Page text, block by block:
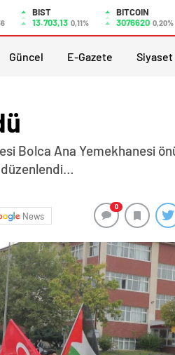
BIST
13.703,13 0,11%
BITCOIN
3076620 0,20%
Güncel E-Gazete Siyaset
Bolca Ana Yemekhanesi
düzenlendi…
News
0